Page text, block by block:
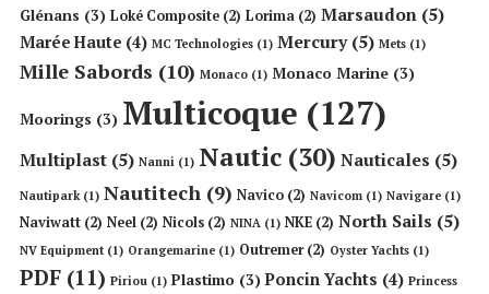
Glénans (3) Loké Composite (2) Lorima (2) Marsaudon (5)
Marée Haute (4) MC Technologies (1) Mercury(5) Mets (1)
Mille Sabords (10) Monaco (1) Monaco Marine (3)
Moorings (3) Multicoque (127)
Multiplast (5) Nanni (1) Nautic (30) Nauticales (5)
Nautipark(1) Nautitech (9) Navico (2) Navicom (1) Navigare (1)
Naviwatt (2) Neel (2) Nicols (2) NINA (1) NKE (2) North Sails (5)
NV Equipment(1) Orangemarine (1) Outremer(2) Oyster Yachts (1)
PDF (11) Piriou (1) Plastimo (3) Poncin Yachts (4) Princess